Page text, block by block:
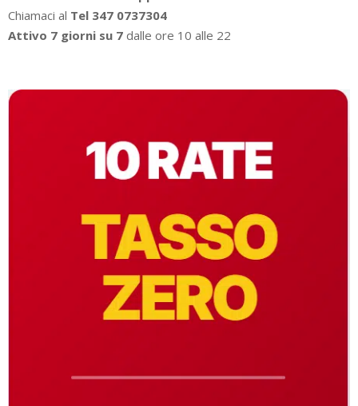
Chiamaci al Tel 347 0737304
Attivo 7 giorni su 7 dalle ore 10 alle 22